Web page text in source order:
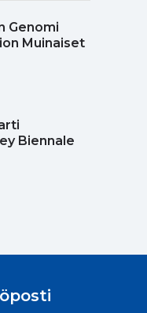
Genomi
Muinaiset
Biennale